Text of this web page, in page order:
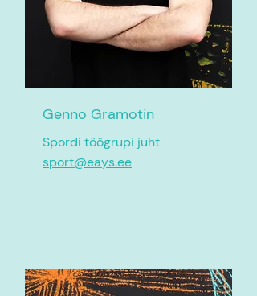
Genno Gramotin
Spordi töögrupi juht
sport@eays.ee